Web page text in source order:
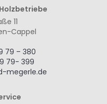
11
Cappel
79 – 380
79- 399
megerle.de